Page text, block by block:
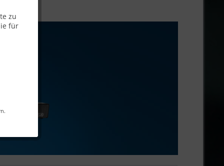
zu
für